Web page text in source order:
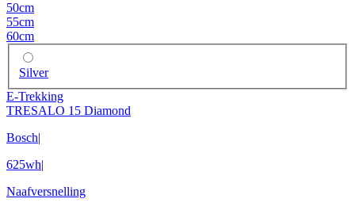
50cm
55cm
60cm
Silver
E-Trekking
TRESALO 15 Diamond
Bosch|
625wh|
Naafversnelling